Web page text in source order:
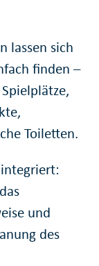
lassen sich
finden –
Toiletten.
und
des